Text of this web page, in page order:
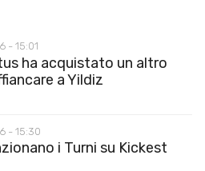
- 15:01
ha acquistato un altro
a Yildiz
- 15:30
i Turni su Kickest